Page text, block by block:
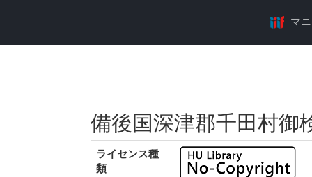
マ
備後国深津郡千田村
ライセンス種
類